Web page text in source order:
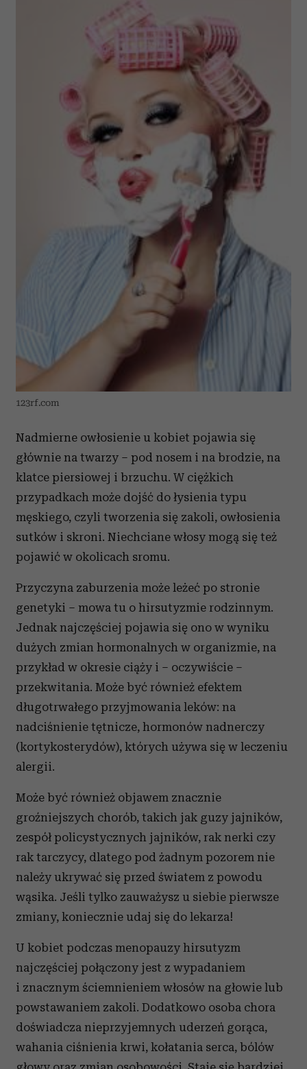
123rf.com
Nadmierne owłosienie u kobiet pojawia się
głównie na twarzy – pod nosem i na brodzie, na
klatce piersiowej i brzuchu. W ciężkich
przypadkach może dojść do łysienia typu
męskiego, czyli tworzenia się zakoli, owłosienia
sutków i skroni. Niechciane włosy mogą się też
pojawić w okolicach sromu.
Przyczyna zaburzenia może leżeć po stronie
genetyki – mowa tu o hirsutyzmie rodzinnym.
Jednak najczęściej pojawia się ono w wyniku
dużych zmian hormonalnych w organizmie, na
przykład w okresie ciąży i – oczywiście –
przekwitania. Może być również efektem
długotrwałego przyjmowania leków: na
nadciśnienie tętnicze, hormonów nadnerczy
(kortykosterydów), których używa się w leczeniu
alergii.
Może być również objawem znacznie
groźniejszych chorób, takich jak guzy jajników,
zespół policystycznych jajników, rak nerki czy
rak tarczycy, dlatego pod żadnym pozorem nie
należy ukrywać się przed światem z powodu
wąsika. Jeśli tylko zauważysz u siebie pierwsze
zmiany, koniecznie udaj się do lekarza!
U kobiet podczas menopauzy hirsutyzm
najczęściej połączony jest z wypadaniem
i znacznym ściemnieniem włosów na głowie lub
powstawaniem zakoli. Dodatkowo osoba chora
doświadcza nieprzyjemnych uderzeń gorąca,
wahania ciśnienia krwi, kołatania serca, bólów